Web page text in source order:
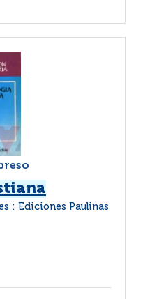
: Ediciones Paulinas